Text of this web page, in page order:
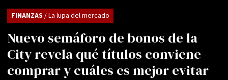
Nuevo semáforo de bonos de la
City revela qué títulos conviene
comprar y cuáles es mejor evitar
FINANZAS / La lupa del mercado